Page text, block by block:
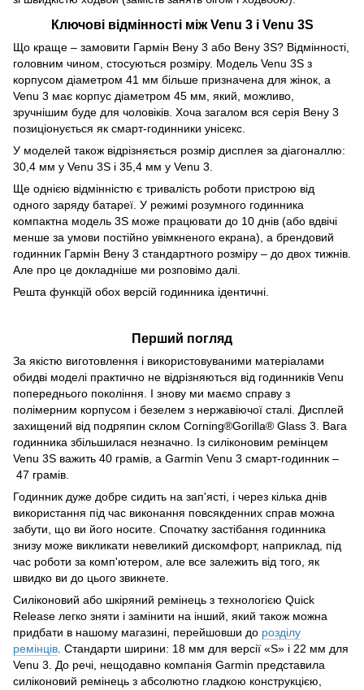
Ключові відмінності між Venu 3 і Venu 3S
Що краще – замовити Гармін Вену 3 або Вену 3S? Відмінності,
головним чином, стосуються розміру. Модель Venu 3S з
корпусом діаметром 41 мм більше призначена для жінок, а
Venu 3 має корпус діаметром 45 мм, який, можливо,
зручнішим буде для чоловіків. Хоча загалом вся серія Вену 3
позиціонується як смарт-годинники унісекс.
У моделей також відрізняється розмір дисплея за діагоналлю:
30,4 мм у Venu 3S і 35,4 мм у Venu 3.
Ще однією відмінністю є тривалість роботи пристрою від
одного заряду батареї. У режимі розумного годинника
компактна модель 3S може працювати до 10 днів (або вдвічі
менше за умови постійно увімкненого екрана), а брендовий
годинник Гармін Вену 3 стандартного розміру – до двох тижнів.
Але про це докладніше ми розповімо далі.
Решта функцій обох версій годинника ідентичні.
Перший погляд
За якістю виготовлення і використовуваними матеріалами
обидві моделі практично не відрізняються від годинників Venu
попереднього покоління. І знову ми маємо справу з
полімерним корпусом і безелем з нержавіючої сталі. Дисплей
захищений від подряпин склом Corning®Gorilla® Glass 3. Вага
годинника збільшилася незначно. Із силіконовим ремінцем
Venu 3S важить 40 грамів, а Garmin Venu 3 смарт-годинник –
47 грамів.
Годинник дуже добре сидить на зап'ясті, і через кілька днів
використання під час виконання повсякденних справ можна
забути, що ви його носите. Спочатку застібання годинника
знизу може викликати невеликий дискомфорт, наприклад, під
час роботи за комп'ютером, але все залежить від того, як
швидко ви до цього звикнете.
Силіконовий або шкіряний ремінець з технологією Quick
Release легко зняти і замінити на інший, який також можна
придбати в нашому магазині, перейшовши до розділу
ремінців. Стандарти ширини: 18 мм для версії «S» і 22 мм для
Venu 3. До речі, нещодавно компанія Garmin представила
силіконовий ремінець з абсолютно гладкою конструкцією,